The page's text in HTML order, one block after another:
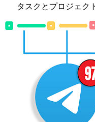
タスクとプロジェク